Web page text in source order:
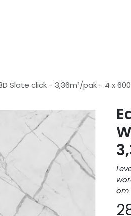
Slate click - 3,36m²/pak - 4 x
om